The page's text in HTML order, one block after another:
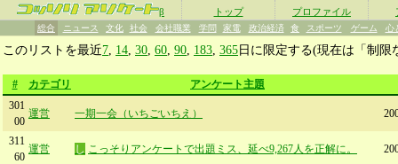
β トップ プロファイル
総合 ニュース 文化 社会 会社職業 学問 家電 政治経済 食 スポーツ ゲーム 心
このリストを最近7 14 30 60 90 183 365日に限定する(現在は「制限
# カテゴリ
アンケート主題
301
00
運営 一期一会（いちごいちえ）
311
60
運営 し こっそりアンケートで出題ミス、延べ9,267人を正解に。